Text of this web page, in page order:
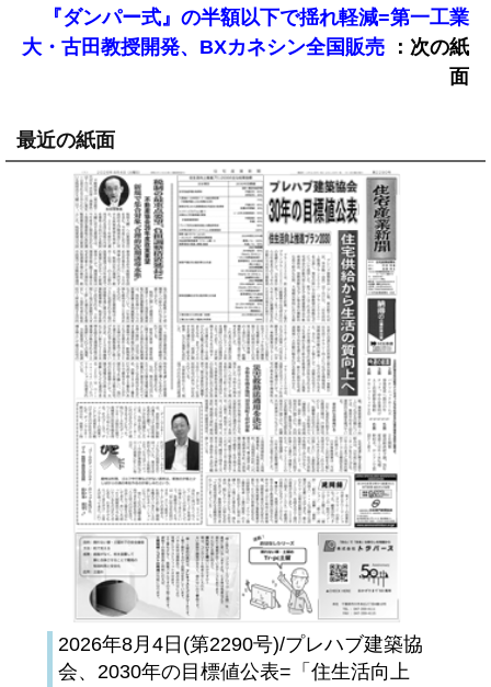
『ダンパー式』の半額以下で揺れ軽減=第一工業
大・古田教授開発、BXカネシン全国販売
：次の紙
面
最近の紙面
2026年8月4日(第2290号)/プレハブ建築協
会、2030年の目標値公表=「住生活向上